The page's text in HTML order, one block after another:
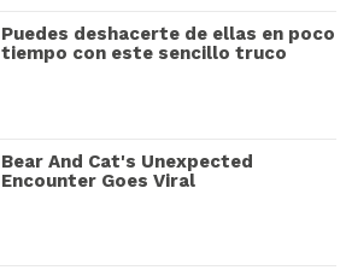
Puedes deshacerte de ellas en poco
tiempo con este sencillo truco
Bear And Cat's Unexpected
Encounter Goes Viral